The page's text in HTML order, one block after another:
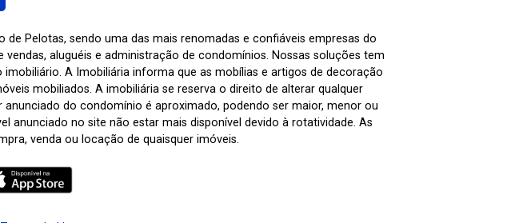
Pelotas, sendo uma das mais renomadas e confiáveis empresas do
aluguéis e administração de condomínios. Nossas soluções tem
A Imobiliária informa que as mobílias e artigos de decoração
mobiliados. A imobiliária se reserva o direito de alterar qualquer
do condomínio é aproximado, podendo ser maior, menor ou
no site não estar mais disponível devido à rotatividade. As
venda ou locação de quaisquer imóveis.